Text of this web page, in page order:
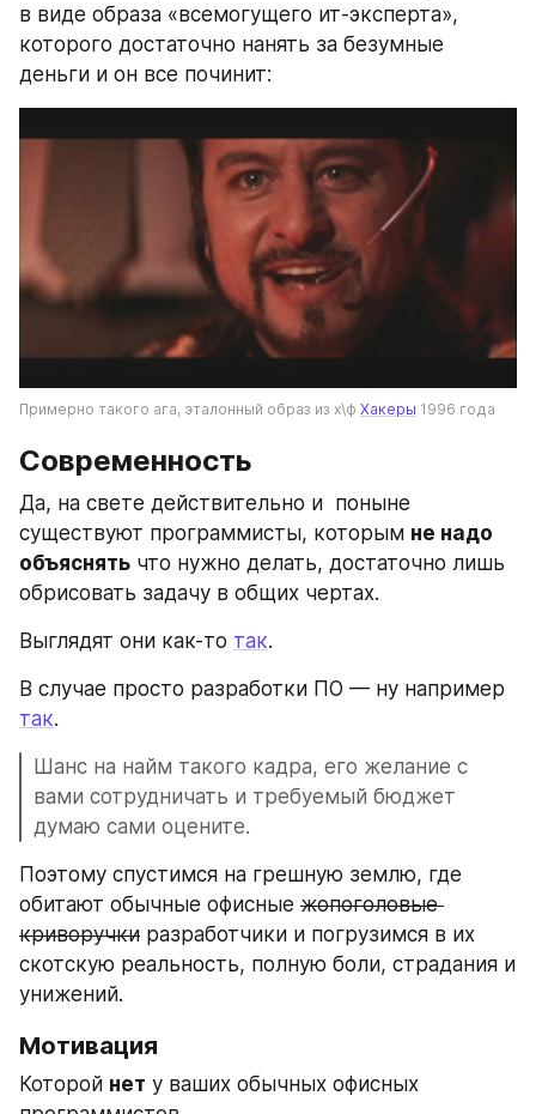
в виде образа «всемогущего ит-эксперта»,
которого достаточно нанять за безумные
деньги и он все починит:
Примерно такого ага, эталонный образ из х\ф Хакеры 1996 года
Современность
Да, на свете действительно и  поныне
существуют программисты, которым не надо
объяснять что нужно делать, достаточно лишь
обрисовать задачу в общих чертах.
Выглядят они как-то так.
так.
Шанс на найм такого кадра, его желание с
вами сотрудничать и требуемый бюджет
думаю сами оцените.
Поэтому спустимся на грешную землю, где
обитают обычные офисные жопоголовые
криворучки разработчики и погрузимся в их
скотскую реальность, полную боли, страдания и
унижений.
Мотивация
Которой нет у ваших обычных офисных